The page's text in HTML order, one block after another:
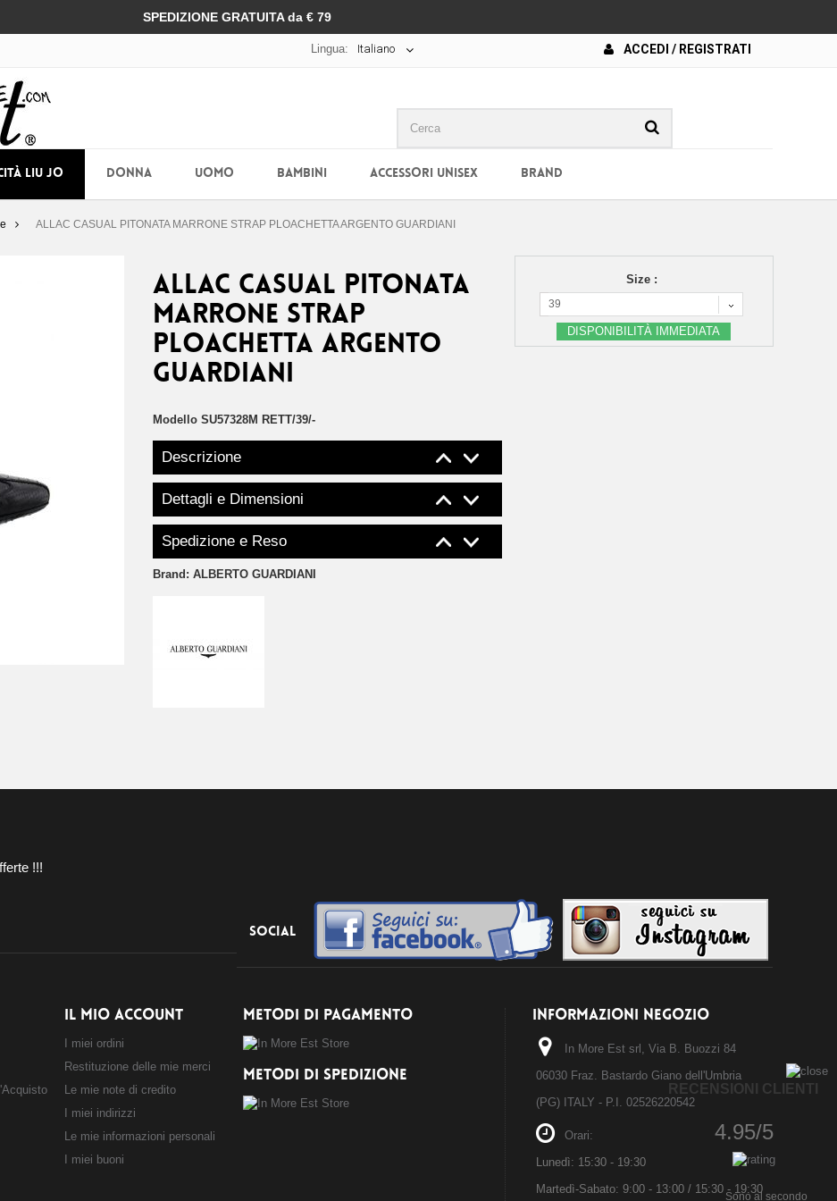
SPEDIZIONE GRATUITA da € 79
ACCEDI / REGISTRATI
Lingua: Italiano
LIU JO DONNA UOMO BAMBINI ACCESSORI UNISEX BRAND
ALLAC CASUAL PITONATA MARRONE STRAP PLOACHETTA ARGENTO GUARDIANI
ALLAC CASUAL PITONATA
MARRONE STRAP
PLOACHETTA ARGENTO
GUARDIANI
Modello SU57328M RETT/39/-
Descrizione
Dettagli e Dimensioni
Spedizione e Reso
Brand: ALBERTO GUARDIANI
Size :
39
DISPONIBILITÀ IMMEDIATA
!!!
Social
IL MIO ACCOUNT
I miei ordini
Restituzione delle mie merci
Le mie note di credito
I miei indirizzi
Le mie informazioni personali
I miei buoni
METODI DI PAGAMENTO
METODI DI SPEDIZIONE
INFORMAZIONI NEGOZIO
In More Est srl, Via B. Buozzi 84
06030 Fraz. Bastardo Giano dell'Umbria
(PG) ITALY - P.I. 02526220542
Orari:
Lunedì: 15:30 - 19:30
Martedì-Sabato: 9:00 - 13:00 / 15:30 - 19:30
RECENSIONI CLIENTI
4.95/5
Sono al secondo